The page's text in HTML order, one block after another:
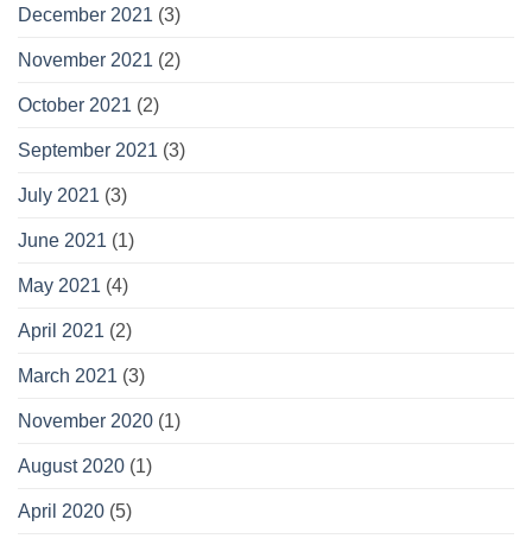
December 2021 (3)
November 2021 (2)
October 2021 (2)
September 2021 (3)
July 2021 (3)
June 2021 (1)
May 2021 (4)
April 2021 (2)
March 2021 (3)
November 2020 (1)
August 2020 (1)
April 2020 (5)